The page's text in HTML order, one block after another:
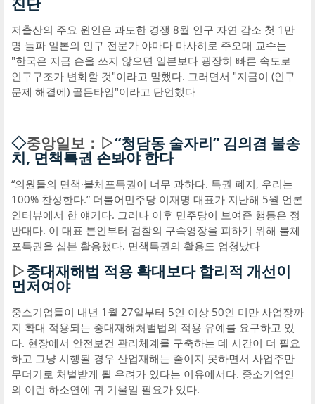
저출산의 주요 원인은 과도한 경쟁 8월 인구 자연 감소 첫 1만
명 돌파 일본의 인구 전문가 야마다 마사히로 주오대 교수는
"한국은 지금 손을 쓰지 않으면 일본보다 굉장히 빠른 속도로
인구구조가 변화할 것"이라고 말했다. 그러면서 "지금이 (인구
문제 해결에) 골든타임"이라고 단언했다
◇중앙일보：▷“청담동 술자리” 김의겸 불송
치, 면책특권 손봐야 한다
“의원들의 면책·불체포특권이 너무 과하다. 특권 폐지, 우리는
100% 찬성한다.” 더불어민주당 이재명 대표가 지난해 5월 언론
인터뷰에서 한 얘기다. 그러나 이후 민주당이 보여준 행동은 정
반대다. 이 대표 본인부터 검찰의 구속영장을 피하기 위해 불체
포특권을 십분 활용했다. 면책특권의 활용도 엄청났다
▷중대재해법 적용 확대보다 합리적 개선이
먼저여야
중소기업들이 내년 1월 27일부터 5인 이상 50인 미만 사업장까
지 확대 적용되는 중대재해처벌법의 적용 유예를 요구하고 있
다. 현장에서 안전보건 관리체계를 구축하는 데 시간이 더 필요
하고 그냥 시행될 경우 산업재해는 줄이지 못하면서 사업주만
무더기로 처벌받게 될 우려가 있다는 이유에서다. 중소기업인
의 이런 하소연에 귀 기울일 필요가 있다.